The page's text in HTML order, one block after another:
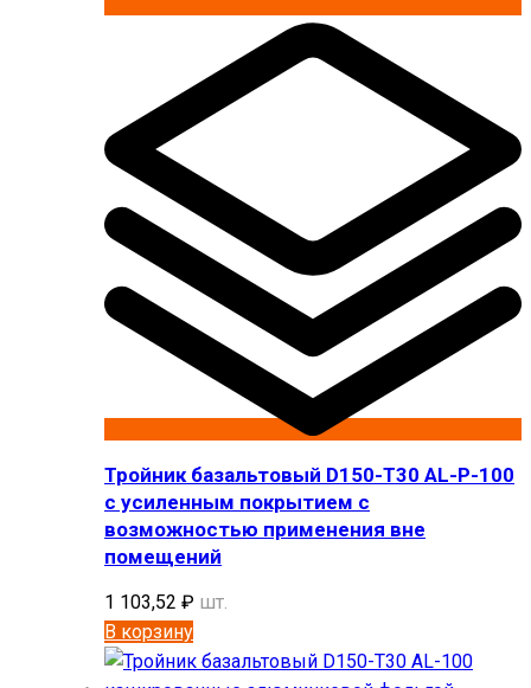
Тройник базальтовый D150-T30 AL-P-100
с усиленным покрытием с
возможностью применения вне
помещений
1 103,52 ₽ шт.
В корзину